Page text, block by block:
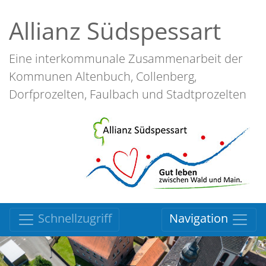
Allianz Südspessart
Eine interkommunale Zusammenarbeit der
Kommunen Altenbuch, Collenberg,
Dorfprozelten, Faulbach und Stadtprozelten
Schnellzugriff Navigation